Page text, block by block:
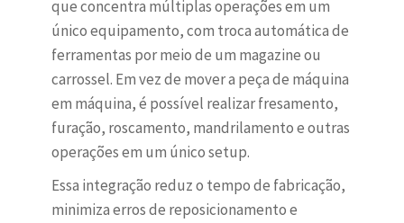
que concentra múltiplas operações em um
único equipamento, com troca automática de
ferramentas por meio de um magazine ou
carrossel. Em vez de mover a peça de máquina
em máquina, é possível realizar fresamento,
furação, roscamento, mandrilamento e outras
operações em um único setup.
Essa integração reduz o tempo de fabricação,
minimiza erros de reposicionamento e